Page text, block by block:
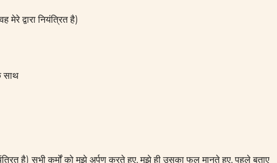
द्वारा नियंत्रित है)
साथ
है) सभी कर्मों को मुझे अर्पण करते हुए, मुझे ही उसका फल मानते हुए, पहले बताए